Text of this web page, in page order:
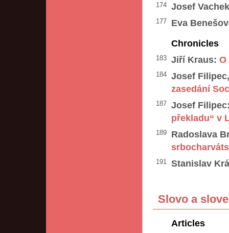
174 Josef
177
Eva
Chronicles
183 Jiří Kraus: O
184
Josef
zasedání
187
Josef
překladu“ v
189
Radoslava
191 Stanislav
Slovo a
Articles